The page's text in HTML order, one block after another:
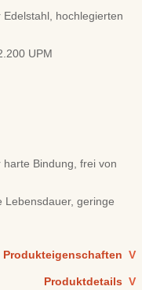
hochlegierten
UPM
Bindung, frei von
Lebensdauer, geringe
Produkteigenschaften V
Produktdetails V